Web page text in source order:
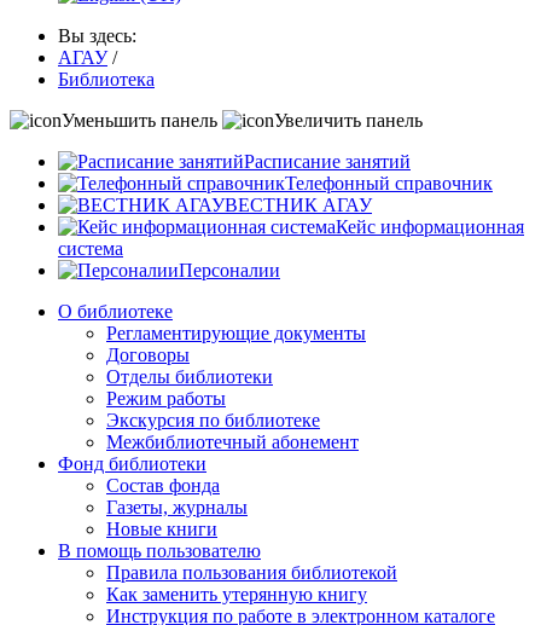
Вы здесь:
АГАУ /
Библиотека
Уменьшить панель
Увеличить панель
Расписание занятий
Телефонный справочник
ВЕСТНИК АГАУ
Кейс информационная
система
Персоналии
О библиотеке
Регламентирующие документы
Договоры
Отделы библиотеки
Режим работы
Экскурсия по библиотеке
Межбиблиотечный абонемент
Фонд библиотеки
Состав фонда
Газеты, журналы
Новые книги
В помощь пользователю
Правила пользования библиотекой
Как заменить утерянную книгу
Инструкция по работе в электронном каталоге